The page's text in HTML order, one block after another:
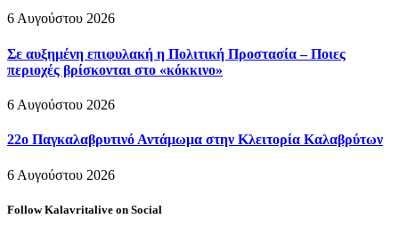
6 Αυγούστου 2026
Σε αυξημένη επιφυλακή η Πολιτική Προστασία – Ποιες
περιοχές βρίσκονται στο «κόκκινο»
6 Αυγούστου 2026
22ο Παγκαλαβρυτινό Αντάμωμα στην Κλειτορία Καλαβρύτων
6 Αυγούστου 2026
Follow Kalavritalive on Social